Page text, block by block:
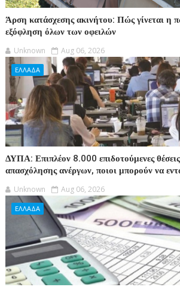
Άρση κατάσχεσης ακινήτου: Πώς γίνεται η
εξόφληση όλων των οφειλών
Unknown Aug 06, 2026
ΕΛΛΑΔΑ
ΔΥΠΑ: Επιπλέον 8.000 επιδοτούμενες
απασχόλησης ανέργων, ποιοι μπορούν να
Unknown Aug 06, 2026
ΕΛΛΑΔΑ